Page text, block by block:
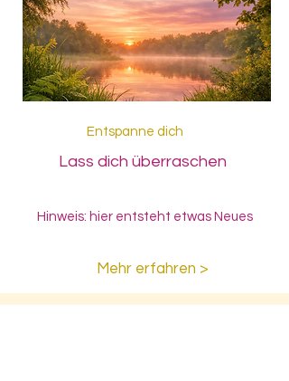
Entspanne dich
Lass dich überraschen
Hinweis: hier entsteht etwas Neues
Mehr erfahren >